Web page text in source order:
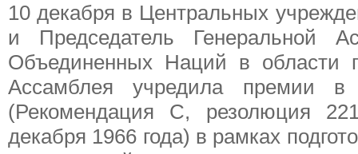
10 декабря в Центральных
и Председатель Генеральной
Объединенных Наций в области
Ассамблея учредила премии
(Рекомендация С, резолюция
декабря 1966 года) в рамках